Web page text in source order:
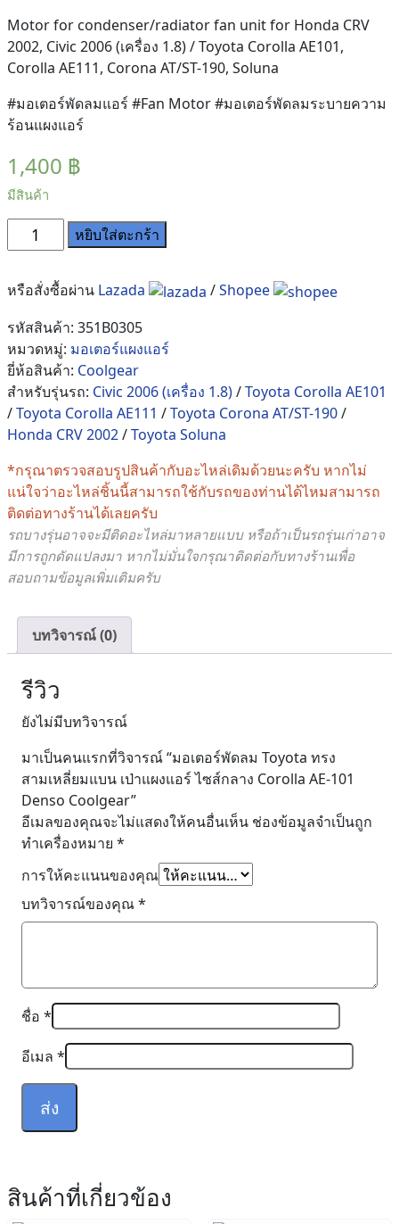
Motor for condenser/radiator fan unit for Honda CRV
2002, Civic 2006 (เครื่อง 1.8) / Toyota Corolla AE101,
Corolla AE111, Corona AT/ST-190, Soluna
#มอเตอร์พัดลมแอร์ #Fan Motor #มอเตอร์พัดลมระบายความ
ร้อนแผงแอร์
1,400 ฿
มีสินค้า
จำนวน
มอเตอร์
Toyota
สามเหลี่ยม
แบน
เป่า
แผง
แอร์
ไซส์
กลาง
Corolla
AE-
101
Denso
Coolgear
หยิบใส่ตะกร้า
หรือสั่งซื้อผ่าน Lazada /Shopee
รหัสสินค้า: 351B0305
หมวดหมู่: มอเตอร์แผงแอร์
ยี่ห้อสินค้า: Coolgear
สำหรับรุ่นรถ: Civic 2006 (เครื่อง 1.8)/Toyota Corolla AE101
/Toyota Corolla AE111 /Toyota Corona AT/ST-190/
Honda CRV 2002/Toyota Soluna
*กรุณาตรวจสอบรูปสินค้ากับอะไหล่เดิมด้วยนะครับ หากไม่
แน่ใจว่าอะไหล่ชิ้นนี้สามารถใช้กับรถของท่านได้ไหมสามารถ
ติดต่อทางร้านได้เลยครับ
รถบางรุ่นอาจจะมีติดอะไหล่มาหลายแบบ หรือถ้าเป็นรถรุ่นเก่าอาจ
มีการถูกดัดแปลงมา หากไม่มั่นใจกรุณาติดต่อกับทางร้านเพื่อ
สอบถามข้อมูลเพิ่มเติมครับ
บทวิจารณ์ (0)
รีวิว
ยังไม่มีบทวิจารณ์
มาเป็นคนแรกที่วิจารณ์ “มอเตอร์พัดลม Toyota ทรง
สามเหลี่ยมแบน เป่าแผงแอร์ ไซส์กลาง Corolla AE-101
Denso Coolgear”
อีเมลของคุณจะไม่แสดงให้คนอื่นเห็น ช่องข้อมูลจำเป็นถูก
ทำเครื่องหมาย *
การให้คะแนนของคุณ
บทวิจารณ์ของคุณ*
ชื่อ *
อีเมล *
สินค้าที่เกี่ยวข้อง